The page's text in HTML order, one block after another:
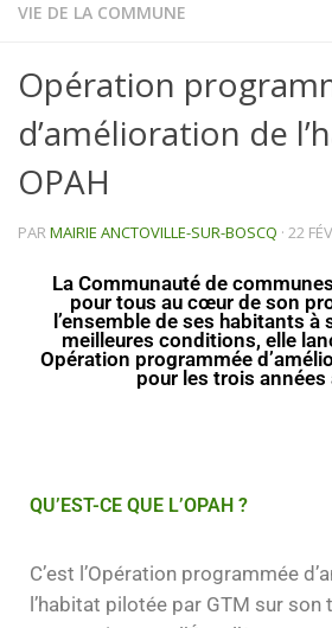
VIE DE LA COMMUNE
Opération
d’amélioration de
OPAH
PARMAIRIE ANCTOVILLE-SUR-BOSCQ · 22
La Communauté de
pour tous au cœur de son
l’ensemble de ses habitants à
meilleures conditions, elle
Opération programmée
pour les trois années
QU’EST-CE QUE L’OPAH ?
C’est l’Opération programmée
l’habitat pilotée par GTM sur son